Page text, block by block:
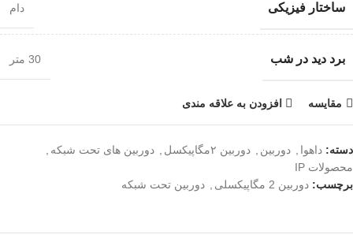
ساختار فیزیکی دام
برد دید در شب 30 متر
مقایسه افزودن به علاقه مندی
دسته: داهوا , دوربین , دوربین ۲مگاپیکسل , دوربین های تحت شبکه ,
محصولات IP
برچسب: دوربین 2 مگاپیکسلی , دوربین تحت شبکه